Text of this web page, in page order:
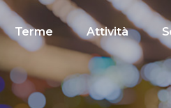
Terme Attività